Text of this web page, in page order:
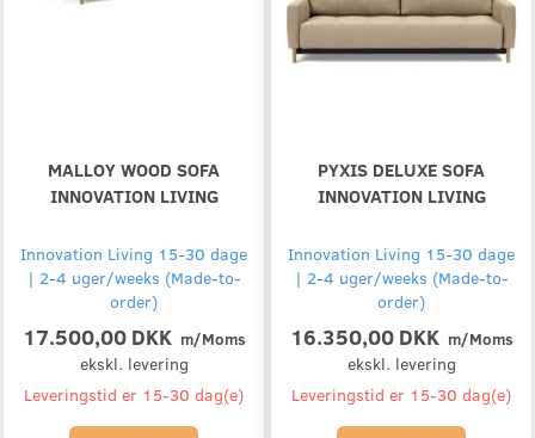
MALLOY WOOD SOFA
INNOVATION LIVING
Innovation Living 15-30 dage
| 2-4 uger/weeks (Made-to-
order)
17.500,00 DKK m/Moms
ekskl. levering
Leveringstid er 15-30 dag(e)
PYXIS DELUXE SOFA
INNOVATION LIVING
Innovation Living 15-30 dage
| 2-4 uger/weeks (Made-to-
order)
16.350,00 DKK m/Moms
ekskl. levering
Leveringstid er 15-30 dag(e)